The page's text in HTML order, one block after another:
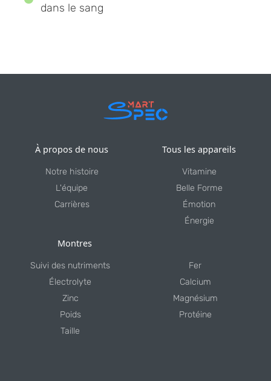
dans le sang
À propos de nous
Notre histoire
L'équipe
Carrières
Tous les appareils
Vitamine
Belle Forme
Émotion
Énergie
Montres
Suivi des nutriments
Électrolyte
Zinc
Poids
Taille
Fer
Calcium
Magnésium
Protéine